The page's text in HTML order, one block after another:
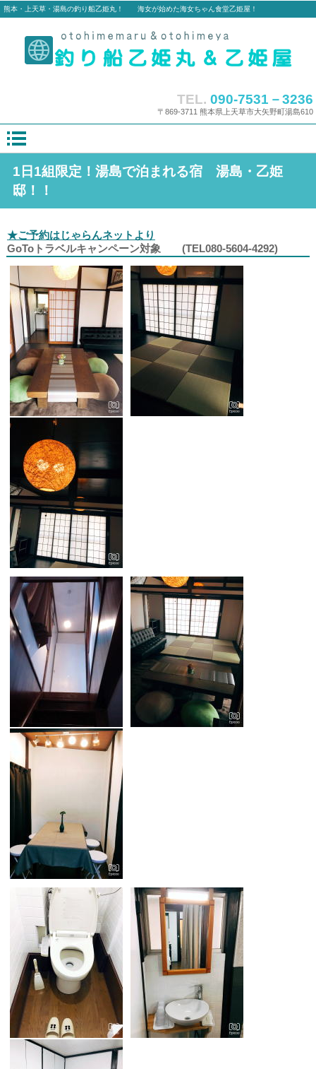
熊本・上天草・湯島の釣り船乙姫丸！ 海女が始めた海女ちゃん食堂乙姫屋！
TEL. 090-7531－3236
〒869-3711 熊本県上天草市大矢野町湯島610
1日1組限定！湯島で泊まれる宿 湯島・乙姫
邸！！
★ご予約はじゃらんネットより
GoToトラベルキャンペーン対象 (TEL080-5604-4292)